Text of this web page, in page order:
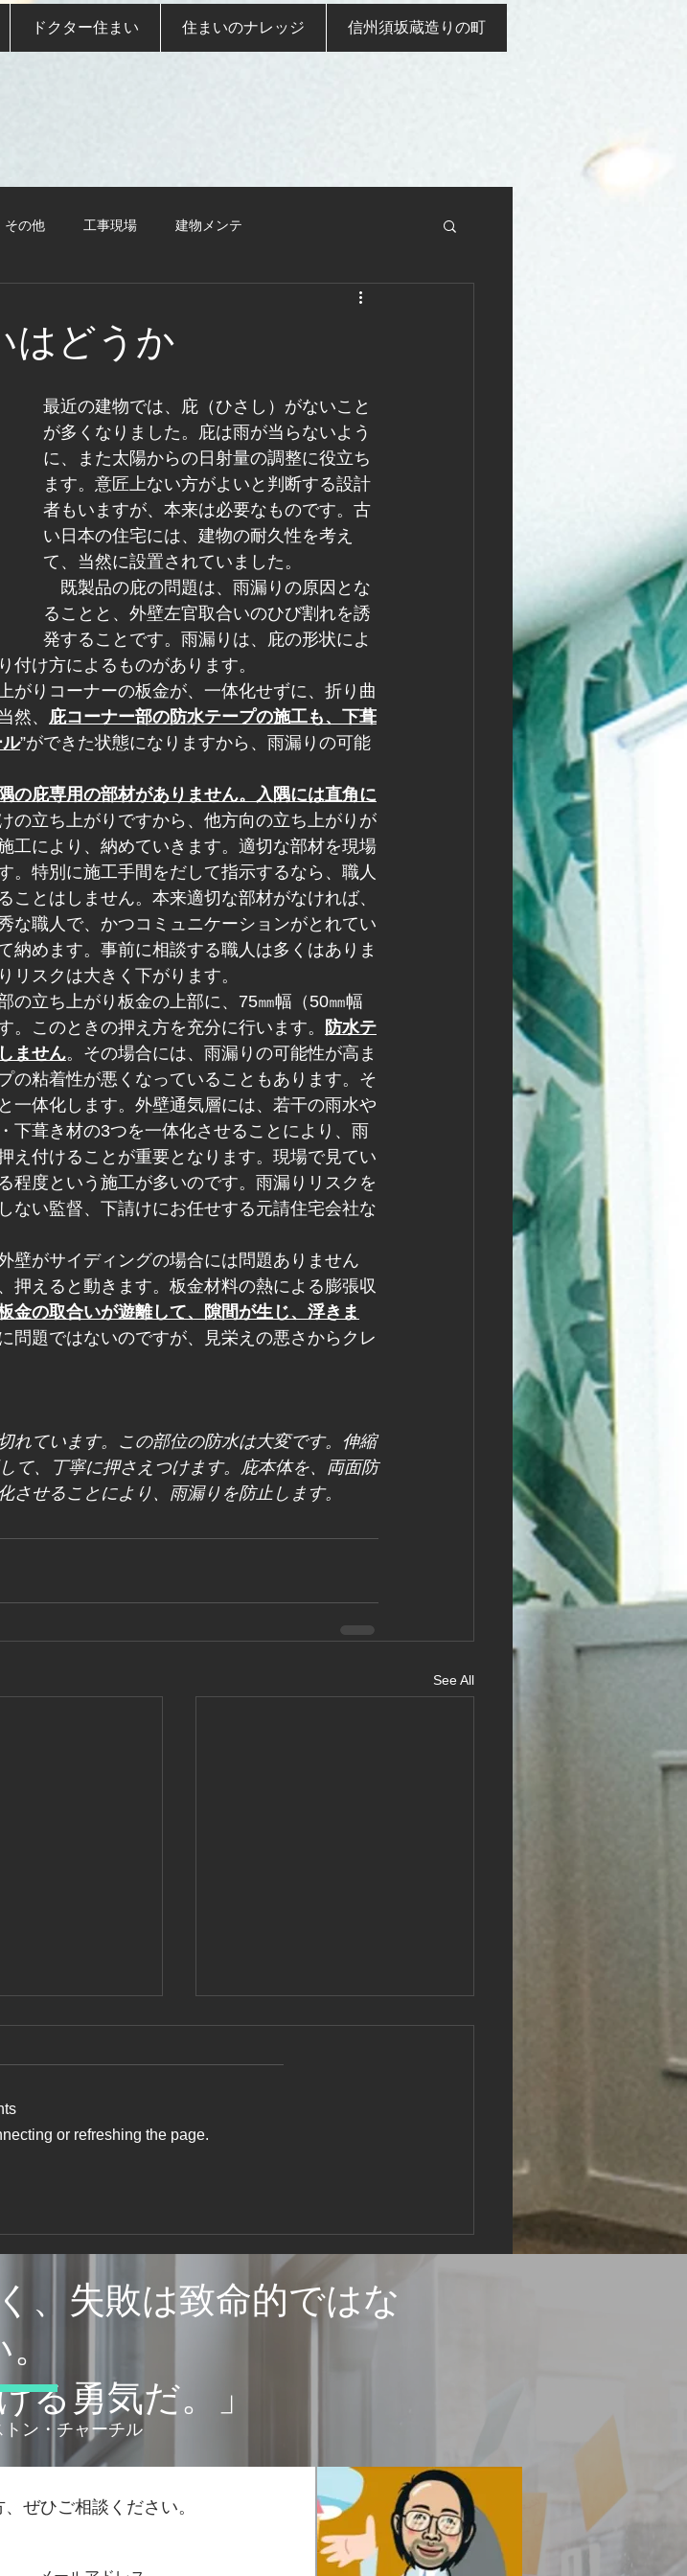
ドクター住まい 住まいのナレッジ 信州須坂蔵造りの町
その他 工事現場 建物メンテ
はどうか
最近の建物では、庇（ひさし）がないこと
が多くなりました。庇は雨が当らないよう
に、また太陽からの日射量の調整に役立ち
ます。意匠上ない方がよいと判断する設計
者もいますが、本来は必要なものです。古
い日本の住宅には、建物の耐久性を考え
て、当然に設置されていました。
既製品の庇の問題は、雨漏りの原因とな
ることと、外壁左官取合いのひび割れを誘
発することです。雨漏りは、庇の形状によ
付け方によるものがあります。
がりコーナーの板金が、一体化せずに、折り曲
然、 庇コーナー部の防水テープの施工も、下葺
ル”ができた状態になりますから、雨漏りの可能
の庇専用の部材がありません。入隅には直角に
の立ち上がりですから、他方向の立ち上がりが
工により、納めていきます。適切な部材を現場
。特別に施工手間をだして指示するなら、職人
とはしません。本来適切な部材がなければ、
な職人で、かつコミュニケーションがとれてい
納めます。事前に相談する職人は多くはありま
リスクは大きく下がります。
の立ち上がり板金の上部に、75㎜幅（50㎜幅
このときの押え方を充分に行います。
防水テ
ません。その場合には、雨漏りの可能性が高ま
の粘着性が悪くなっていることもあります。そ
一体化します。外壁通気層には、若干の雨水や
下葺き材の3つを一体化させることにより、雨
え付けることが重要となります。現場で見てい
程度という施工が多いのです。雨漏りリスクを
ない監督、下請けにお任せする元請住宅会社な
がサイディングの場合には問題ありません
押えると動きます。板金材料の熱による膨張収
金の取合いが遊離して、隙間が生じ、浮きま
問題ではないのですが、見栄えの悪さからクレ
れています。この部位の防水は大変です。伸縮
て、丁寧に押さえつけます。庇本体を、両面防
せることにより、雨漏りを防止します。
See All
ガの白華現象は
or refreshing the page.
Beeplussystems
、失敗は致命的ではな
る勇気だ。」
トン・チャーチル
ぜひご相談ください。